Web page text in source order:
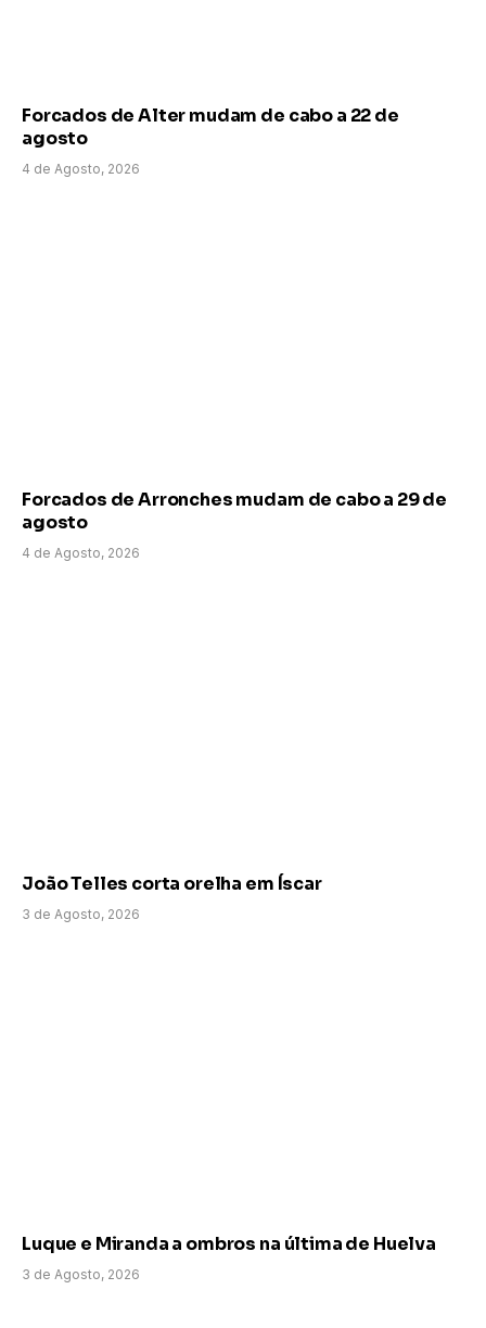
Forcados de Alter mudam de cabo a 22 de
agosto
4 de Agosto, 2026
Forcados de Arronches mudam de cabo a 29 de
agosto
4 de Agosto, 2026
João Telles corta orelha em Íscar
3 de Agosto, 2026
Luque e Miranda a ombros na última de Huelva
3 de Agosto, 2026